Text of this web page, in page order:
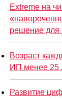
Extreme на
решение для
Возраст
ИП менее 25
Развитие